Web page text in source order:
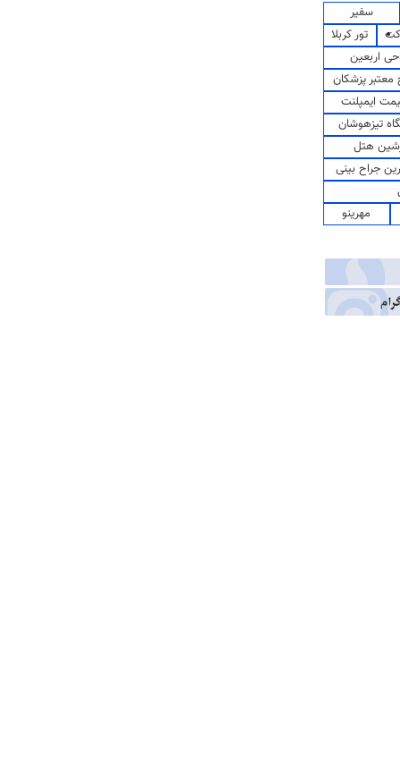
سفیر
تور کربلا
اربعین
پزشکان
ایمپلنت
تیزهوشان
هتل
جراح بینی
مهرینو